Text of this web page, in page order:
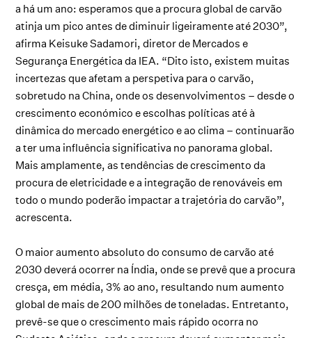
a há um ano: esperamos que a procura global de carvão
atinja um pico antes de diminuir ligeiramente até 2030”,
afirma Keisuke Sadamori, diretor de Mercados e
Segurança Energética da IEA. “Dito isto, existem muitas
incertezas que afetam a perspetiva para o carvão,
sobretudo na China, onde os desenvolvimentos – desde o
crescimento económico e escolhas políticas até à
dinâmica do mercado energético e ao clima – continuarão
a ter uma influência significativa no panorama global.
Mais amplamente, as tendências de crescimento da
procura de eletricidade e a integração de renováveis em
todo o mundo poderão impactar a trajetória do carvão”,
acrescenta.
O maior aumento absoluto do consumo de carvão até
2030 deverá ocorrer na Índia, onde se prevê que a procura
cresça, em média, 3% ao ano, resultando num aumento
global de mais de 200 milhões de toneladas. Entretanto,
prevê-se que o crescimento mais rápido ocorra no